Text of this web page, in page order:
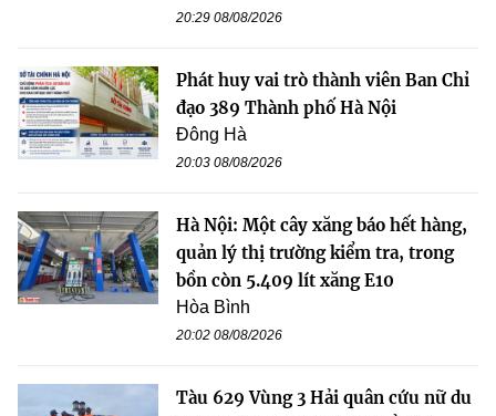
20:29 08/08/2026
Phát huy vai trò thành viên Ban Chỉ
đạo 389 Thành phố Hà Nội
Đông Hà
20:03 08/08/2026
Hà Nội: Một cây xăng báo hết hàng,
quản lý thị trường kiểm tra, trong
bồn còn 5.409 lít xăng E10
Hòa Bình
20:02 08/08/2026
Tàu 629 Vùng 3 Hải quân cứu nữ du